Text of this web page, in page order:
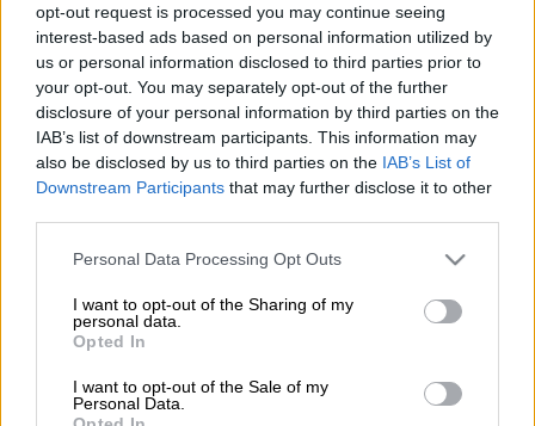
opt-out request is processed you may continue seeing
interest-based ads based on personal information utilized by
us or personal information disclosed to third parties prior to
your opt-out. You may separately opt-out of the further
disclosure of your personal information by third parties on the
IAB’s list of downstream participants. This information may
also be disclosed by us to third parties on the IAB’s List of
Downstream Participants that may further disclose it to other
Please note that this website/app uses one or more Google
not limited to your visit or usage behaviour. You may click to
grant or deny consent to Google and its third-party tags to
use your data for below specified purposes in below Google
consent section.
Personal Data Processing Opt Outs
I want to opt-out of the Sharing of my
personal data.
Opted In
I want to opt-out of the Sale of my
Personal Data.
Προσθέστε το ΕΘΝΟΣ στη Google
ΣτοΛαύριο βρίσκεται από τα ξημερώματα
της Πέμπτης το πλοίο που μεταφέρει τους
520 μετανάστεςοι οποίοι διασώθηκαν τις
ναυτικά μίλια νότια τηςΓαύδου
ΔΙΑΒΑΣΤΕ ΕΠΙΣΗΣ
Ελλάδα|10.07.2025 06:40